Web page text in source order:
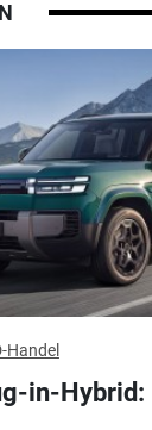
Handel
in-Hybrid: